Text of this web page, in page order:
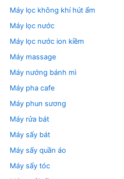
Máy lọc không khí hút ẩm
Máy lọc nước
Máy lọc nước ion kiềm
Máy massage
Máy nướng bánh mì
Máy pha cafe
Máy phun sương
Máy rửa bát
Máy sấy bát
Máy sấy quần áo
Máy sấy tóc